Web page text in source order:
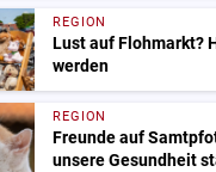
REGION
Lust auf Flohmarkt?
werden
REGION
Freunde auf
unsere Gesundheit